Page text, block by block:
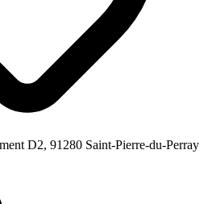
D2, 91280 Saint-Pierre-du-Perray